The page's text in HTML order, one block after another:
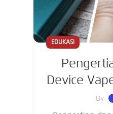
EDUKASI
Device
By